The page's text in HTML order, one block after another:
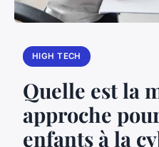
HIGH TECH
Quelle est la
approche
enfants à la